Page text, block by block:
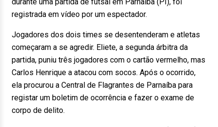
registrada em vídeo por um espectador.
Jogadores dos dois times se desentenderam e atletas
começaram a se agredir. Eliete, a segunda árbitra da
partida, puniu três jogadores com o cartão vermelho, mas
Carlos Henrique a atacou com socos. Após o ocorrido,
ela procurou a Central de Flagrantes de Parnaíba para
registar um boletim de ocorrência e fazer o exame de
corpo de delito.